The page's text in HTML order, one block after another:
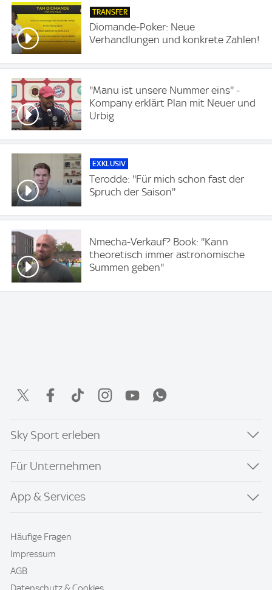
TRANSFER
Diomande-Poker: Neue
Verhandlungen und konkrete Zahlen!
''Manu ist unsere Nummer eins'' -
Kompany erklärt Plan mit Neuer und
Urbig
EXKLUSIV
Terodde: ''Für mich schon fast der
Spruch der Saison''
Nmecha-Verkauf? Book: ''Kann
theoretisch immer astronomische
Summen geben''
Sky Sport erleben
Für Unternehmen
App & Services
Häufige Fragen
Impressum
AGB